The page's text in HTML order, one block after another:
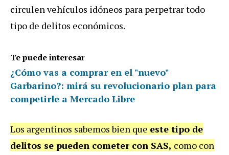
circulen vehículos idóneos para perpetrar todo
tipo de delitos económicos.
Te puede interesar
¿Cómo vas a comprar en el "nuevo"
Garbarino?: mirá su revolucionario plan para
competirle a Mercado Libre
Los argentinos sabemos bien que este tipo de
delitos se pueden cometer con SAS, como con